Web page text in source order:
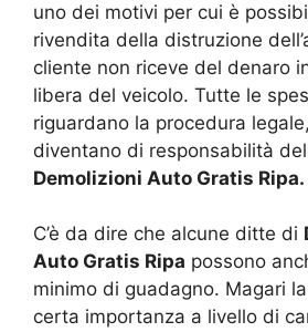
uno dei motivi per cui è
rivendita della distruzione
cliente non riceve del denaro
libera del veicolo. Tutte le
riguardano la procedura
diventano di responsabilità
Demolizioni Auto Gratis Ripa.
C’è da dire che alcune ditte di
Auto Gratis Ripa possono
minimo di guadagno. Magari
certa importanza a livello di